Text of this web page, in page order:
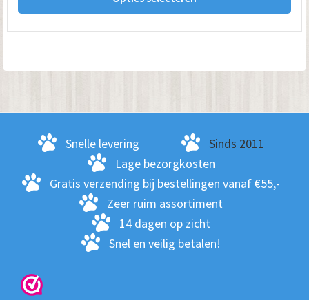
€ 74.95
Snelle levering
Sinds 2011
Lage bezorgkosten
Gratis verzending bij bestellingen vanaf €55,-
Zeer ruim assortiment
14 dagen op zicht
Snel en veilig betalen!